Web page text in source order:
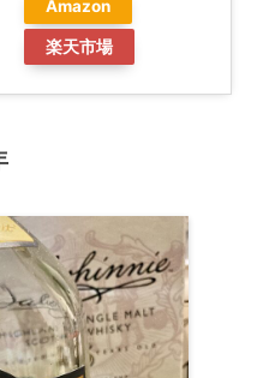
Amazon
楽天市場